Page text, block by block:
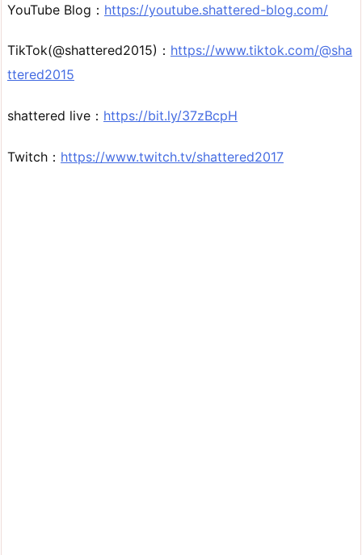
YouTube Blog： https://youtube.shattered-blog.com/
TikTok(@shattered2015)： https://www.tiktok.com/@sha
ttered2015
shattered live： https://bit.ly/37zBcpH
Twitch： https://www.twitch.tv/shattered2017